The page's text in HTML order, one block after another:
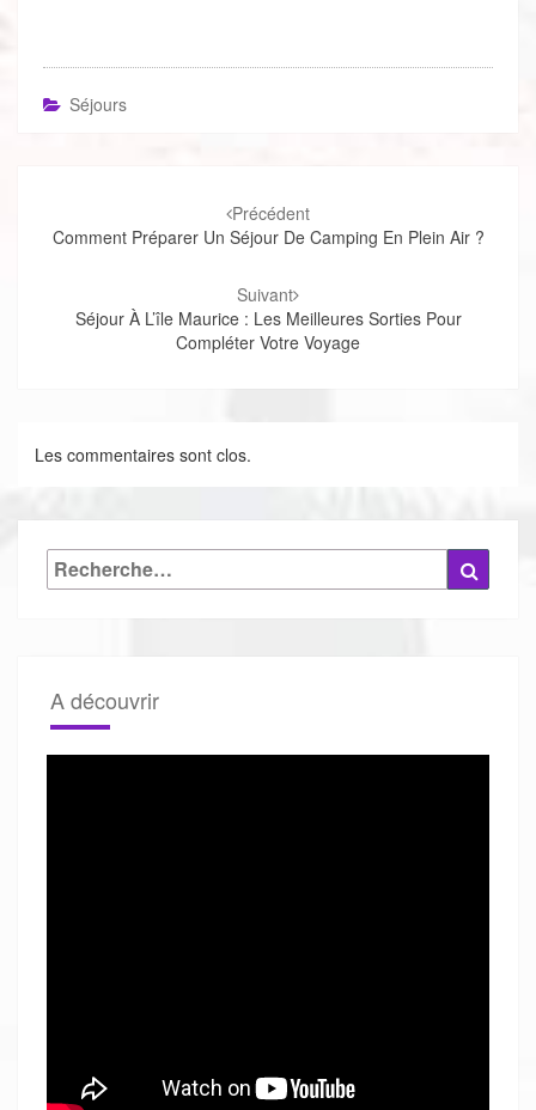
Séjours
d'article
Précédent
Comment Préparer Un Séjour De Camping En Plein Air ?
Suivant
Séjour À L’île Maurice : Les Meilleures Sorties Pour
Compléter Votre Voyage
Les commentaires sont clos.
Rechercher :
A découvrir